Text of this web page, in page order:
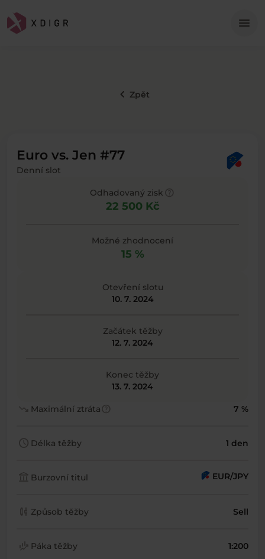
menu
keyboard_arrow_left Zpět
Euro vs. Jen #77
Denní slot
Odhadovaný zisk
22 500 Kč
Možné zhodnocení
15 %
Otevření slotu
10. 7. 2024
Začátek těžby
12. 7. 2024
Konec těžby
13. 7. 2024
trending_down Maximální ztrátahelp 7 %
schedule Délka těžby 1 den
account_balance Burzovní titul EUR/JPY
candlestick_chart Způsob těžby Sell
finance_mode Páka těžby 1:200